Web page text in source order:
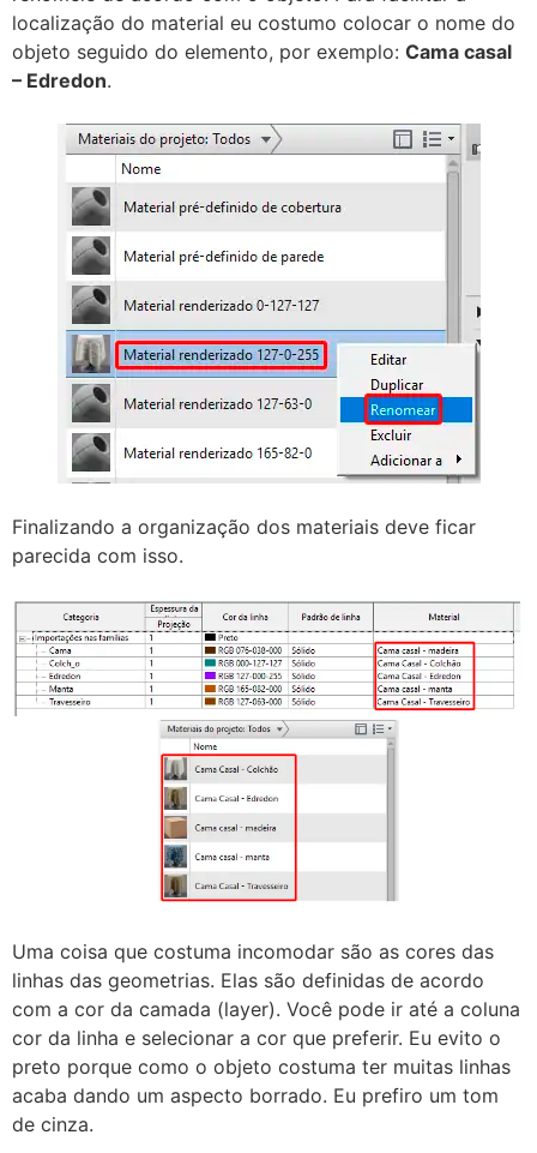
localização do material eu costumo colocar o nome do
objeto seguido do elemento, por exemplo: Cama casal
– Edredon.
Finalizando a organização dos materiais deve ficar
parecida com isso.
Uma coisa que costuma incomodar são as cores das
linhas das geometrias. Elas são definidas de acordo
com a cor da camada (layer). Você pode ir até a coluna
cor da linha e selecionar a cor que preferir. Eu evito o
preto porque como o objeto costuma ter muitas linhas
acaba dando um aspecto borrado. Eu prefiro um tom
de cinza.